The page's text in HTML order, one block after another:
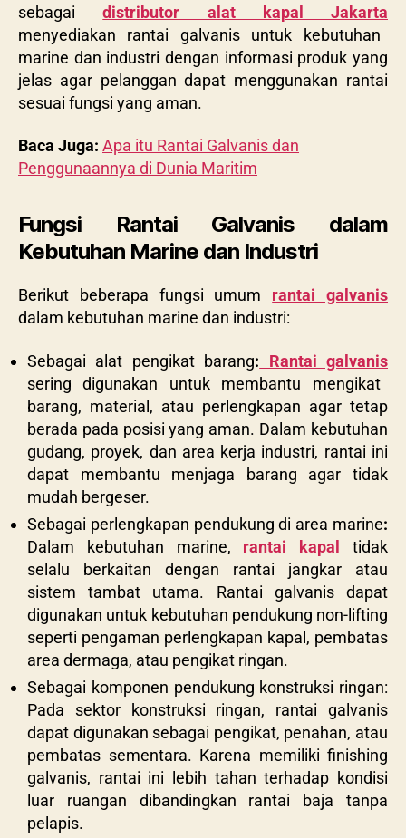
sebagaidistributor alat kapal Jakarta
menyediakan rantai galvanis untuk kebutuhan
marine dan industri dengan informasi produk yang
jelas agar pelanggan dapat menggunakan rantai
sesuai fungsi yang aman.
Baca Juga: Apa itu Rantai Galvanis dan
Penggunaannya di Dunia Maritim
Fungsi Rantai Galvanis dalam
Kebutuhan Marine dan Industri
Berikut beberapa fungsi umum rantai galvanis
dalam kebutuhan marine dan industri:
Sebagai alat pengikat barang: Rantai galvanis
sering digunakan untuk membantu mengikat
barang, material, atau perlengkapan agar tetap
berada pada posisi yang aman. Dalam kebutuhan
gudang, proyek, dan area kerja industri, rantai ini
dapat membantu menjaga barang agar tidak
mudah bergeser.
Sebagai perlengkapan pendukung di area marine:
Dalam kebutuhan marine, rantai kapal tidak
selalu berkaitan dengan rantai jangkar atau
sistem tambat utama. Rantai galvanis dapat
digunakan untuk kebutuhan pendukung non-lifting
seperti pengaman perlengkapan kapal, pembatas
area dermaga, atau pengikat ringan.
Sebagai komponen pendukung konstruksi ringan:
Pada sektor konstruksi ringan, rantai galvanis
dapat digunakan sebagai pengikat, penahan, atau
pembatas sementara. Karena memiliki finishing
galvanis, rantai ini lebih tahan terhadap kondisi
luar ruangan dibandingkan rantai baja tanpa
pelapis.